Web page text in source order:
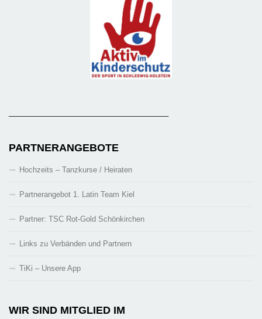
PARTNERANGEBOTE
Hochzeits – Tanzkurse / Heiraten
Partnerangebot 1. Latin Team Kiel
Partner: TSC Rot-Gold Schönkirchen
Links zu Verbänden und Partnern
TiKi – Unsere App
WIR SIND MITGLIED IM